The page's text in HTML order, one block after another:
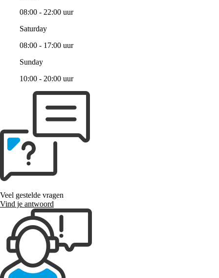
08:00 - 22:00 uur
Saturday
08:00 - 17:00 uur
Sunday
10:00 - 20:00 uur
Veel gestelde vragen
Vind je antwoord